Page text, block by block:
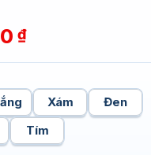
₫
Xám
Đen
Tím